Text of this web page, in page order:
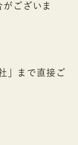
ございま
」まで直接ご